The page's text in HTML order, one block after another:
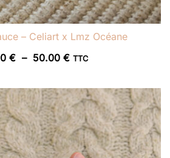
– Celiart x Lmz Océane
€ – 50.00 €Plage
prix :
27.00 €
à
50.00 €
TTC